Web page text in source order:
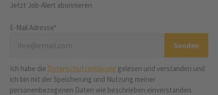
Jetzt Job-Alert abonnieren
E-Mail Adresse*
Ich habe die Datenschutzerklärung gelesen und verstanden und
ich bin mit der Speicherung und Nutzung meiner
personenbezogenen Daten wie beschrieben einverstanden.